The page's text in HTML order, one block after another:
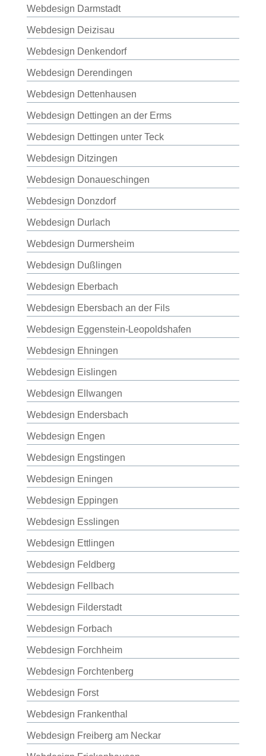
Webdesign Darmstadt
Webdesign Deizisau
Webdesign Denkendorf
Webdesign Derendingen
Webdesign Dettenhausen
Webdesign Dettingen an der Erms
Webdesign Dettingen unter Teck
Webdesign Ditzingen
Webdesign Donaueschingen
Webdesign Donzdorf
Webdesign Durlach
Webdesign Durmersheim
Webdesign Dußlingen
Webdesign Eberbach
Webdesign Ebersbach an der Fils
Webdesign Eggenstein-Leopoldshafen
Webdesign Ehningen
Webdesign Eislingen
Webdesign Ellwangen
Webdesign Endersbach
Webdesign Engen
Webdesign Engstingen
Webdesign Eningen
Webdesign Eppingen
Webdesign Esslingen
Webdesign Ettlingen
Webdesign Feldberg
Webdesign Fellbach
Webdesign Filderstadt
Webdesign Forbach
Webdesign Forchheim
Webdesign Forchtenberg
Webdesign Forst
Webdesign Frankenthal
Webdesign Freiberg am Neckar